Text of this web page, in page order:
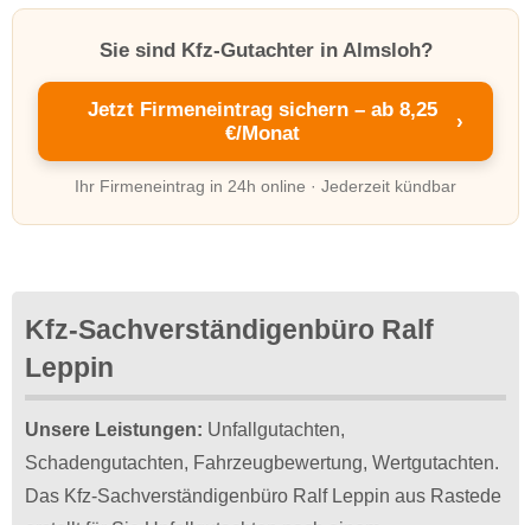
Sie sind Kfz-Gutachter in Almsloh?
Jetzt Firmeneintrag sichern – ab 8,25
€/Monat
›
Ihr Firmeneintrag in 24h online · Jederzeit kündbar
Kfz-Sachverständigenbüro Ralf
Leppin
Unsere Leistungen: Unfallgutachten,
Schadengutachten, Fahrzeugbewertung, Wertgutachten.
Das Kfz-Sachverständigenbüro Ralf Leppin aus Rastede